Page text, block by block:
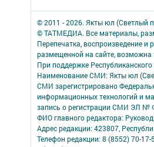
© 2011 - 2026. Якты юл (Светлый
© ТАТМЕДИА. Все материалы,
Перепечатка, воспроизведение
размещенной на сайте,
При поддержке
Наименование СМИ: Якты юл
СМИ зарегистрировано
информационных технологий и
запись о регистрации СМИ ЭЛ №
ФИО главного редактора:
Адрес редакции: 423807,
Телефон редакции: 8 (8552) 70-17-